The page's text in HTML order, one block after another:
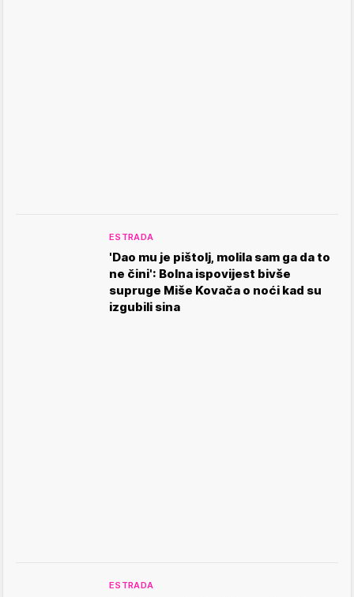
ESTRADA
'Dao mu je pištolj, molila sam ga da to
ne čini': Bolna ispovijest bivše
supruge Miše Kovača o noći kad su
izgubili sina
ESTRADA